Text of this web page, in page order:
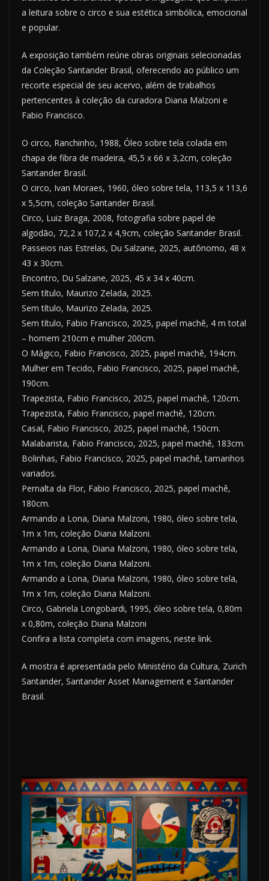
a leitura sobre o circo e sua estética simbólica, emocional
e popular.
A exposição também reúne obras originais selecionadas
da Coleção Santander Brasil, oferecendo ao público um
recorte especial de seu acervo, além de trabalhos
pertencentes à coleção da curadora Diana Malzoni e
Fabio Francisco.
O circo, Ranchinho, 1988, Óleo sobre tela colada em
chapa de fibra de madeira, 45,5 x 66 x 3,2cm, coleção
Santander Brasil.
O circo, Ivan Moraes, 1960, óleo sobre tela, 113,5 x 113,6
x 5,5cm, coleção Santander Brasil.
Circo, Luiz Braga, 2008, fotografia sobre papel de
algodão, 72,2 x 107,2 x 4,9cm, coleção Santander Brasil.
Passeios nas Estrelas, Du Salzane, 2025, autônomo, 48 x
43 x 30cm.
Encontro, Du Salzane, 2025, 45 x 34 x 40cm.
Sem título, Maurizo Zelada, 2025.
Sem título, Maurizo Zelada, 2025.
Sem título, Fabio Francisco, 2025, papel machê, 4 m total
– homem 210cm e mulher 200cm.
O Mágico, Fabio Francisco, 2025, papel machê, 194cm.
Mulher em Tecido, Fabio Francisco, 2025, papel machê,
190cm.
Trapezista, Fabio Francisco, 2025, papel machê, 120cm.
Trapezista, Fabio Francisco, papel machê, 120cm.
Casal, Fabio Francisco, 2025, papel machê, 150cm.
Malabarista, Fabio Francisco, 2025, papel machê, 183cm.
Bolinhas, Fabio Francisco, 2025, papel machê, tamanhos
variados.
Pernalta da Flor, Fabio Francisco, 2025, papel machê,
180cm.
Armando a Lona, Diana Malzoni, 1980, óleo sobre tela,
1m x 1m, coleção Diana Malzoni.
Armando a Lona, Diana Malzoni, 1980, óleo sobre tela,
1m x 1m, coleção Diana Malzoni.
Armando a Lona, Diana Malzoni, 1980, óleo sobre tela,
1m x 1m, coleção Diana Malzoni.
Circo, Gabriela Longobardi, 1995, óleo sobre tela, 0,80m
x 0,80m, coleção Diana Malzoni
Confira a lista completa com imagens, neste link.
A mostra é apresentada pelo Ministério da Cultura, Zurich
Santander, Santander Asset Management e Santander
Brasil.